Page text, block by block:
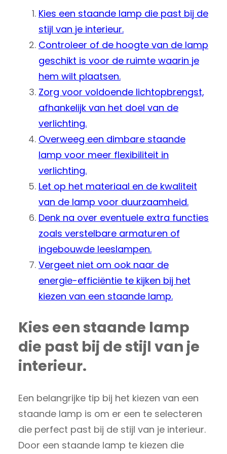
Kies een staande lamp die past bij de
stijl van je interieur.
Controleer of de hoogte van de lamp
geschikt is voor de ruimte waarin je
hem wilt plaatsen.
Zorg voor voldoende lichtopbrengst,
afhankelijk van het doel van de
verlichting.
Overweeg een dimbare staande
lamp voor meer flexibiliteit in
verlichting.
Let op het materiaal en de kwaliteit
van de lamp voor duurzaamheid.
Denk na over eventuele extra functies
zoals verstelbare armaturen of
ingebouwde leeslampen.
Vergeet niet om ook naar de
energie-efficiëntie te kijken bij het
kiezen van een staande lamp.
Kies een staande lamp
die past bij de stijl van je
interieur.
Een belangrijke tip bij het kiezen van een
staande lamp is om er een te selecteren
die perfect past bij de stijl van je interieur.
Door een staande lamp te kiezen die